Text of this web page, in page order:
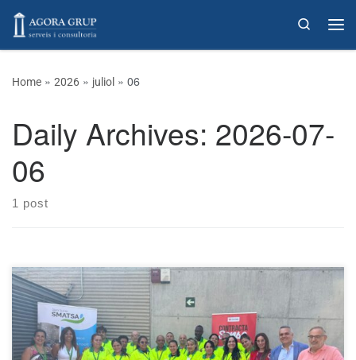
Skip to content Search
Home » 2026 » juliol » 06
Daily Archives: 2026-07-
06
1 post